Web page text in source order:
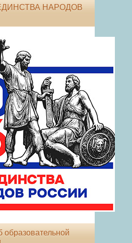
НАРОДОВ
образовательной